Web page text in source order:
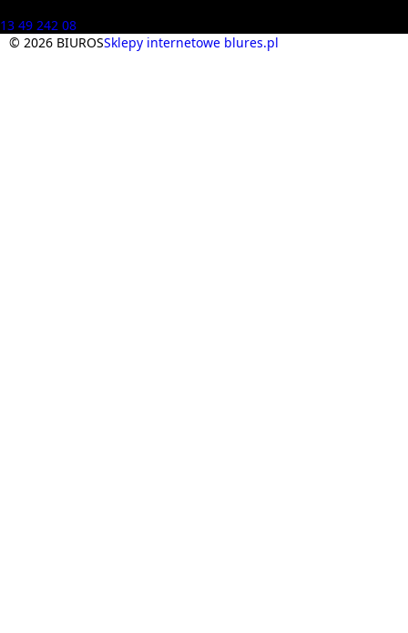
13 49 242 08
© 2026 BIUROSSklepy internetowe blures.pl